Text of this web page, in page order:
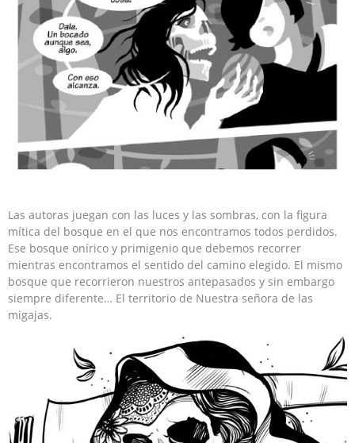
Las autoras juegan con las luces y las sombras, con la figura
mítica del bosque en el que nos encontramos todos perdidos.
Ese bosque onírico y primigenio que debemos recorrer
mientras encontramos el sentido del camino elegido. El mismo
bosque que recorrieron nuestros antepasados y sin embargo
siempre diferente… El territorio de Nuestra señora de las
migajas.